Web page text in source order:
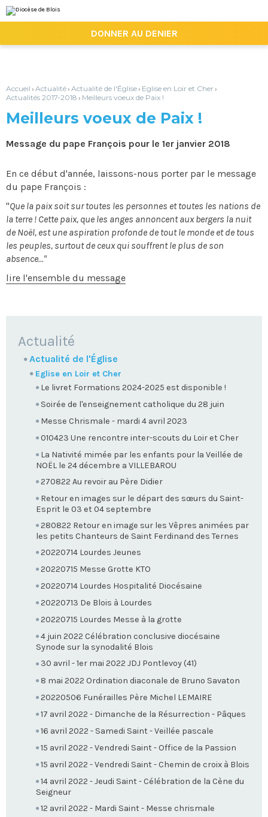
au
contenu.
la
personnels
DONNER AU DENIER
Accueil › Actualité› Actualité de l'Église› Eglise en Loir et Cher›
Actualités 2017-2018 › Meilleurs voeux de Paix !
Meilleurs voeux de Paix !
Message du pape François pour le 1er janvier 2018
En ce début d'année, laissons-nous porter par le message
du pape François :
"Que la paix soit sur toutes les personnes et toutes les nations de
la terre ! Cette paix, que les anges annoncent aux bergers la nuit
de Noël, est une aspiration profonde de tout le monde et de tous
les peuples, surtout de ceux qui souffrent le plus de son
absence..."
lire l'ensemble du message
NAVIGATION
Actualité
Actualité de l'Église
Eglise en Loir et Cher
Le livret Formations 2024-2025 est disponible !
Soirée de l'enseignement catholique du 28 juin
Messe Chrismale - mardi 4 avril 2023
010423 Une rencontre inter-scouts du Loir et Cher
La Nativité mimée par les enfants pour la Veillée de
NOËL le 24 décembre a VILLEBAROU
270822 Au revoir au Père Didier
Retour en images sur le départ des sœurs du Saint-
Esprit le 03 et 04 septembre
280822 Retour en image sur les Vêpres animées par
les petits Chanteurs de Saint Ferdinand des Ternes
20220714 Lourdes Jeunes
20220715 Messe Grotte KTO
20220714 Lourdes Hospitalité Diocésaine
20220713 De Blois à Lourdes
20220715 Lourdes Messe à la grotte
4 juin 2022 Célébration conclusive diocésaine
Synode sur la synodalité Blois
30 avril - 1er mai 2022 JDJ Pontlevoy (41)
8 mai 2022 Ordination diaconale de Bruno Savaton
20220506 Funérailles Père Michel LEMAIRE
17 avril 2022 - Dimanche de la Résurrection - Pâques
16 avril 2022 - Samedi Saint - Veillée pascale
15 avril 2022 - Vendredi Saint - Office de la Passion
15 avril 2022 - Vendredi Saint - Chemin de croix à Blois
14 avril 2022 - Jeudi Saint - Célébration de la Cène du
Seigneur
12 avril 2022 - Mardi Saint - Messe chrismale